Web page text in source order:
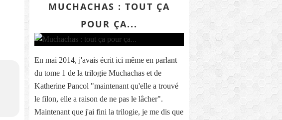
MUCHACHAS : TOUT ÇA
POUR ÇA...
En mai 2014, j'avais écrit ici même en parlant
du tome 1 de la trilogie Muchachas et de
Katherine Pancol "maintenant qu'elle a trouvé
le filon, elle a raison de ne pas le lâcher".
Maintenant que j'ai fini la trilogie, je me dis que